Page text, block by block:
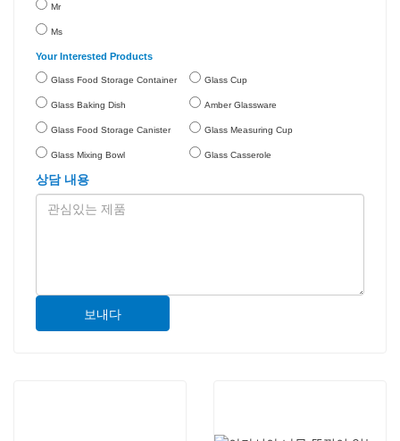
Mr
Ms
Your Interested Products
Glass Food Storage Container
Glass Baking Dish
Glass Food Storage Canister
Glass Mixing Bowl
Glass Cup
Amber Glassware
Glass Measuring Cup
Glass Casserole
상담 내용
보내다